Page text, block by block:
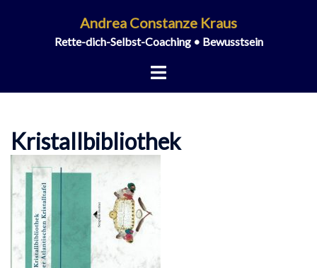
Andrea Constanze Kraus
Rette-dich-Selbst-Coaching • Bewusstsein
Menü
Kristallbibliothek